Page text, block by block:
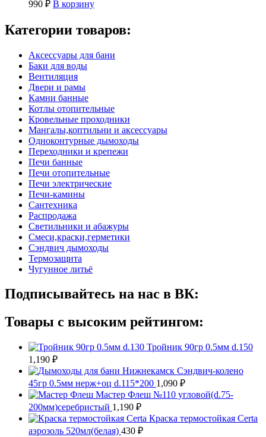
990 ₽ В корзину
Категории товаров:
Аксессуары для бани
Баки для воды
Вентиляция
Двери и рамы
Камни банные
Котлы отопительные
Кровельные проходники
Мангалы,коптильни и аксессуары
Одноконтурные дымоходы
Переходники и крепежи
Печи банные
Печи отопительные
Печи электрические
Печи-камины
Сантехника
Распродажа
Светильники и абажуры
Смеси,краски,герметики
Сэндвич дымоходы
Термозащита
Чугунное литьё
Подписывайтесь на нас в ВК:
Товары с высоким рейтингом:
Тройник 90гр 0.5мм d.150
1,190 ₽
Сэндвич-колено
45гр 0.5мм нерж+оц d.115*200 1,090 ₽
Мастер Флеш №110 угловой(d.75-
200мм)серебристый 1,190 ₽
Краска термостойкая Certa
аэрозоль 520мл(белая) 430 ₽